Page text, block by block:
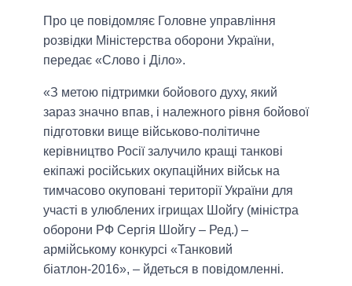
Про це повідомляє Головне управління
розвідки Міністерства оборони України,
передає «Слово і Діло».
«З метою підтримки бойового духу, який
зараз значно впав, і належного рівня бойової
підготовки вище військово-політичне
керівництво Росії залучило кращі танкові
екіпажі російських окупаційних військ на
тимчасово окуповані території України для
участі в улюблених ігрищах Шойгу (міністра
оборони РФ Сергія Шойгу – Ред.) –
армійському конкурсі «Танковий
біатлон-2016», – йдеться в повідомленні.